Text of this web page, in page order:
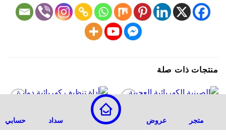
ذات صلة
الرغبات
لقائمة
الرغبات
عروض سداد حسابي